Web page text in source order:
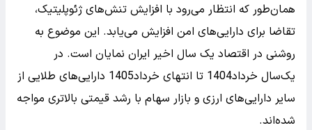
همان‌طور که انتظار می‌رود با افزایش تنش‌های ژئوپلیتیک،
تقاضا برای دارایی‌های امن افزایش می‌یابد. این موضوع به
روشنی در اقتصاد یک سال اخیر ایران نمایان است. در
یک‌سال خرداد1404 تا انتهای خرداد1405 دارایی‌های طلایی از
سایر دارایی‌های ارزی و بازار سهام با رشد قیمتی بالاتری مواجه
شده‌اند.